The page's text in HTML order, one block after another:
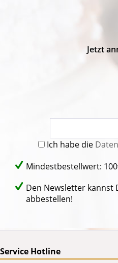
Jetzt
Ich habe die
Mindestbestellwert:
Den Newsletter kannst
abbestellen!
Service Hotline